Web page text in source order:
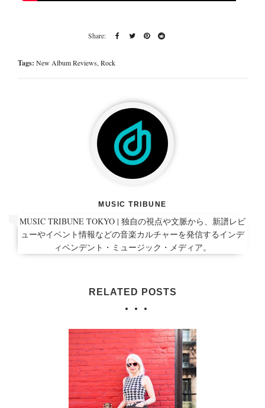
Tags: New Album Reviews,Rock
MUSIC TRIBUNE
MUSIC TRIBUNE TOKYO | 独自の視点や文脈から、新譜レビ
ューやイベント情報などの音楽カルチャーを発信するインデ
ィペンデント・ミュージック・メディア。
RELATED POSTS